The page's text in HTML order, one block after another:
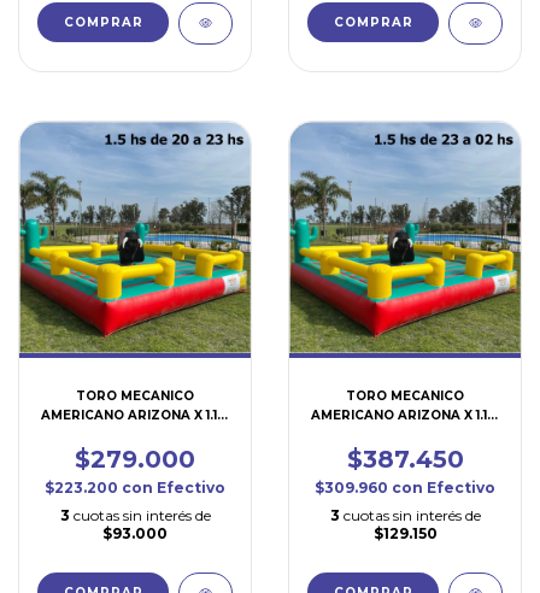
TORO MECANICO
AMERICANO ARIZONA X 1.1/2
$279.000
$223.200 con Efectivo
3 cuotas sin interés de
$93.000
TORO MECANICO
AMERICANO ARIZONA X 1.1/2
$387.450
$309.960 con Efectivo
3 cuotas sin interés de
$129.150